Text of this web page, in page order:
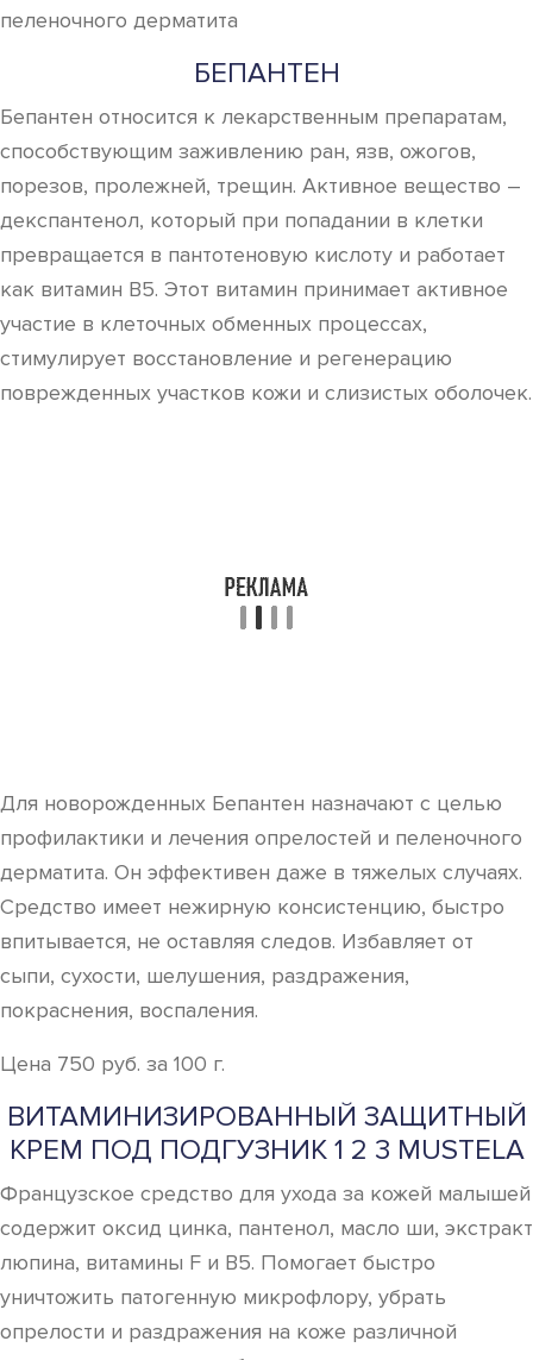
БЕПАНТЕН
Бепантен относится к лекарственным препаратам,
способствующим заживлению ран, язв, ожогов,
порезов, пролежней, трещин. Активное вещество –
декспантенол, который при попадании в клетки
превращается в пантотеновую кислоту и работает
как витамин B5. Этот витамин принимает активное
участие в клеточных обменных процессах,
стимулирует восстановление и регенерацию
поврежденных участков кожи и слизистых оболочек.
Для новорожденных Бепантен назначают с целью
профилактики и лечения опрелостей и пеленочного
дерматита. Он эффективен даже в тяжелых случаях.
Средство имеет нежирную консистенцию, быстро
впитывается, не оставляя следов. Избавляет от
сыпи, сухости, шелушения, раздражения,
покраснения, воспаления.
Цена 750 руб. за 100 г.
ВИТАМИНИЗИРОВАННЫЙ ЗАЩИТНЫЙ
КРЕМ ПОД ПОДГУЗНИК 1 2 3 MUSTELA
Французское средство для ухода за кожей малышей
содержит оксид цинка, пантенол, масло ши, экстракт
люпина, витамины F и В5. Помогает быстро
уничтожить патогенную микрофлору, убрать
опрелости и раздражения на коже различной